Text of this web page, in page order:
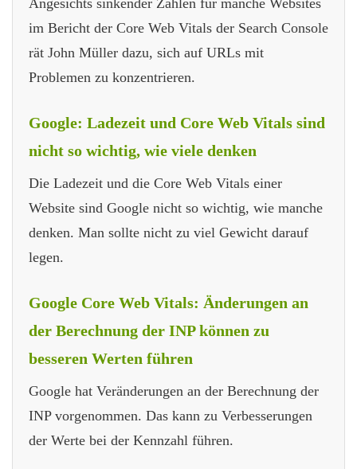
Angesichts sinkender Zahlen für manche Websites
im Bericht der Core Web Vitals der Search Console
rät John Müller dazu, sich auf URLs mit
Problemen zu konzentrieren.
Google: Ladezeit und Core Web Vitals sind
nicht so wichtig, wie viele denken
Die Ladezeit und die Core Web Vitals einer
Website sind Google nicht so wichtig, wie manche
denken. Man sollte nicht zu viel Gewicht darauf
legen.
Google Core Web Vitals: Änderungen an
der Berechnung der INP können zu
besseren Werten führen
Google hat Veränderungen an der Berechnung der
INP vorgenommen. Das kann zu Verbesserungen
der Werte bei der Kennzahl führen.